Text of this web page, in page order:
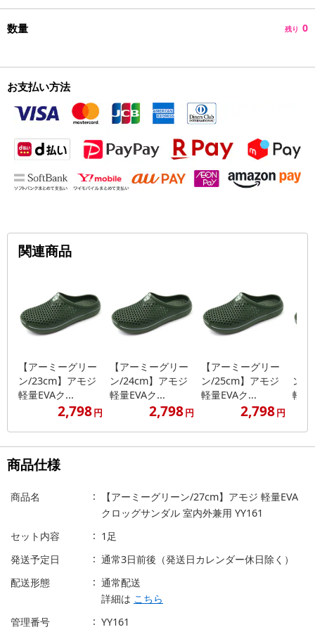
数量 残り 0
お支払い方法
関連商品
【アーミーグリー
ン/23cm】アモジ
軽量EVAク...
2,798円
【アーミーグリー
ン/24cm】アモジ
軽量EVAク...
2,798円
【アーミーグリー
ン/25cm】アモジ
軽量EVAク...
2,798円
ン/
軽量
商品仕様
商品名
【アーミーグリーン/27cm】アモジ 軽量EVA
クロッグサンダル 室内外兼用 YY161
セット内容
1足
発送予定日
通常3日前後（発送日カレンダー休日除く）
配送形態
通常配送
詳細は こちら
管理番号
YY161